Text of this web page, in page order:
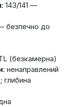
: 143/141 —
безпечно до
(безкамерна)
: ненаправлений
глибина